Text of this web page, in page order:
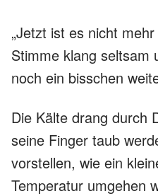
„Jetzt ist es nicht
Stimme klang seltsam
noch ein bisschen
Die Kälte drang durch
seine Finger taub
vorstellen, wie ein
Temperatur umgehen